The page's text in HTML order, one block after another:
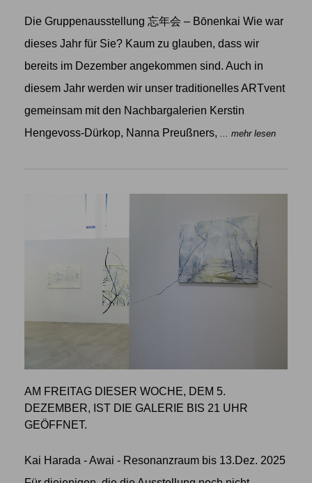
Die Gruppenausstellung 忘年会 – Bōnenkai Wie war
dieses Jahr für Sie? Kaum zu glauben, dass wir
bereits im Dezember angekommen sind. Auch in
diesem Jahr werden wir unser traditionelles ARTvent
gemeinsam mit den Nachbargalerien Kerstin
Hengevoss-Dürkop, Nanna Preußners,
... mehr lesen
AM FREITAG DIESER WOCHE, DEM 5.
DEZEMBER, IST DIE GALERIE BIS 21 UHR
GEÖFFNET.
Kai Harada - Awai - Resonanzraum bis 13.Dez. 2025